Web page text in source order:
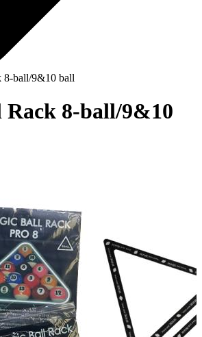
8-ball/9&10 ball
Rack 8-ball/9&10